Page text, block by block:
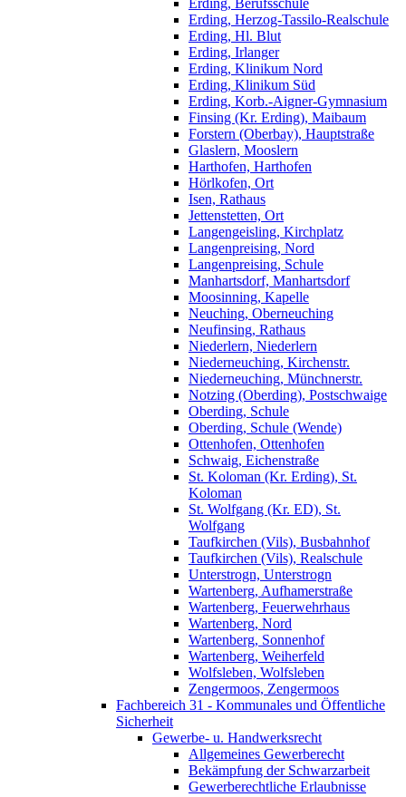
Erding, Berufsschule
Erding, Herzog-Tassilo-Realschule
Erding, Hl. Blut
Erding, Irlanger
Erding, Klinikum Nord
Erding, Klinikum Süd
Erding, Korb.-Aigner-Gymnasium
Finsing (Kr. Erding), Maibaum
Forstern (Oberbay), Hauptstraße
Glaslern, Mooslern
Harthofen, Harthofen
Hörlkofen, Ort
Isen, Rathaus
Jettenstetten, Ort
Langengeisling, Kirchplatz
Langenpreising, Nord
Langenpreising, Schule
Manhartsdorf, Manhartsdorf
Moosinning, Kapelle
Neuching, Oberneuching
Neufinsing, Rathaus
Niederlern, Niederlern
Niederneuching, Kirchenstr.
Niederneuching, Münchnerstr.
Notzing (Oberding), Postschwaige
Oberding, Schule
Oberding, Schule (Wende)
Ottenhofen, Ottenhofen
Schwaig, Eichenstraße
St. Koloman (Kr. Erding), St.
Koloman
St. Wolfgang (Kr. ED), St.
Wolfgang
Taufkirchen (Vils), Busbahnhof
Taufkirchen (Vils), Realschule
Unterstrogn, Unterstrogn
Wartenberg, Aufhamerstraße
Wartenberg, Feuerwehrhaus
Wartenberg, Nord
Wartenberg, Sonnenhof
Wartenberg, Weiherfeld
Wolfsleben, Wolfsleben
Zengermoos, Zengermoos
Fachbereich 31 - Kommunales und Öffentliche
Sicherheit
Gewerbe- u. Handwerksrecht
Allgemeines Gewerberecht
Bekämpfung der Schwarzarbeit
Gewerberechtliche Erlaubnisse